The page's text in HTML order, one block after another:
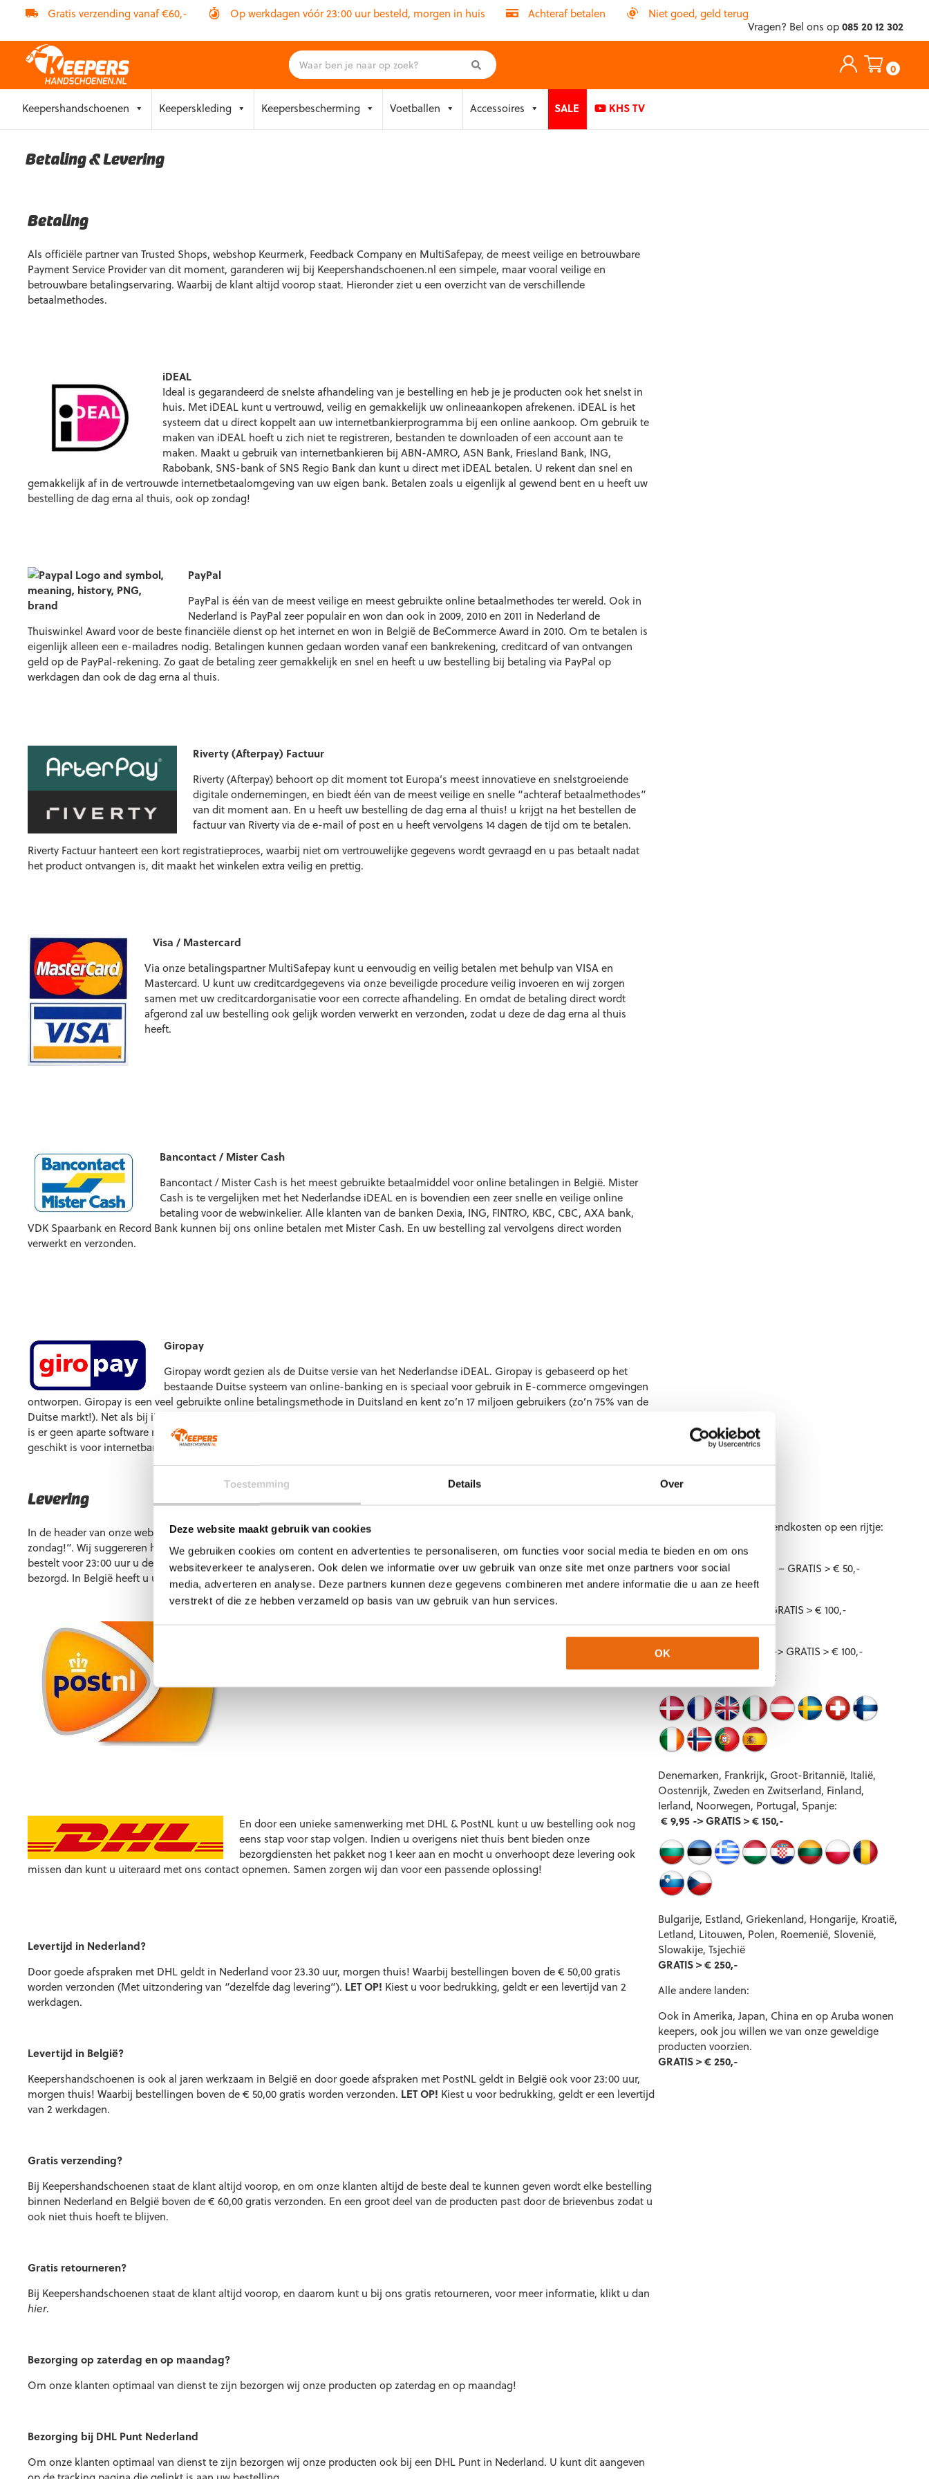
Toestemming Details Over
Deze website maakt gebruik van cookies
We gebruiken cookies om content en advertenties te personaliseren, om functies voor social media te bieden en om ons
websiteverkeer te analyseren. Ook delen we informatie over uw gebruik van onze site met onze partners voor social
media, adverteren en analyse. Deze partners kunnen deze gegevens combineren met andere informatie die u aan ze heeft
verstrekt of die ze hebben verzameld op basis van uw gebruik van hun services.
OK
Gratis verzending vanaf €60,- Op werkdagen vóór 23:00 uur besteld, morgen in huis Achteraf betalen
Niet goed, geld terug
Vragen? Bel ons op085 20 12 302
0
toKeepershandschoenen Keeperskleding Keepersbescherming Voetballen Accessoires SALE KHS TV
Betaling & Levering
Betaling
Als officiële partner van Trusted Shops, webshop Keurmerk, Feedback Company en MultiSafepay, de meest veilige en betrouwbare
Payment Service Provider van dit moment, garanderen wij bij Keepershandschoenen.nl een simpele, maar vooral veilige en
betrouwbare betalingservaring. Waarbij de klant altijd voorop staat. Hieronder ziet u een overzicht van de verschillende
betaalmethodes.
iDEAL
Ideal is gegarandeerd de snelste afhandeling van je bestelling en heb je je producten ook het snelst in
huis. Met iDEAL kunt u vertrouwd, veilig en gemakkelijk uw onlineaankopen afrekenen. iDEAL is het
systeem dat u direct koppelt aan uw internetbankierprogramma bij een online aankoop. Om gebruik te
maken van iDEAL hoeft u zich niet te registreren, bestanden te downloaden of een account aan te
maken. Maakt u gebruik van internetbankieren bij ABN-AMRO, ASN Bank, Friesland Bank, ING,
Rabobank, SNS-bank of SNS Regio Bank dan kunt u direct met iDEAL betalen. U rekent dan snel en
gemakkelijk af in de vertrouwde internetbetaalomgeving van uw eigen bank. Betalen zoals u eigenlijk al gewend bent en u heeft uw
bestelling de dag erna al thuis, ook op zondag!
PayPal
PayPal is één van de meest veilige en meest gebruikte online betaalmethodes ter wereld. Ook in
Nederland is PayPal zeer populair en won dan ook in 2009, 2010 en 2011 in Nederland de
Thuiswinkel Award voor de beste financiële dienst op het internet en won in België de BeCommerce Award in 2010. Om te betalen is
eigenlijk alleen een e-mailadres nodig. Betalingen kunnen gedaan worden vanaf een bankrekening, creditcard of van ontvangen
geld op de PayPal-rekening. Zo gaat de betaling zeer gemakkelijk en snel en heeft u uw bestelling bij betaling via PayPal op
werkdagen dan ook de dag erna al thuis.
Riverty (Afterpay) Factuur
Riverty (Afterpay) behoort op dit moment tot Europa’s meest innovatieve en snelstgroeiende
digitale ondernemingen, en biedt één van de meest veilige en snelle “achteraf betaalmethodes”
van dit moment aan. En u heeft uw bestelling de dag erna al thuis! u krijgt na het bestellen de
factuur van Riverty via de e-mail of post en u heeft vervolgens 14 dagen de tijd om te betalen.
Riverty Factuur hanteert een kort registratieproces, waarbij niet om vertrouwelijke gegevens wordt gevraagd en u pas betaalt nadat
het product ontvangen is, dit maakt het winkelen extra veilig en prettig.
Visa / Mastercard
Via onze betalingspartner MultiSafepay kunt u eenvoudig en veilig betalen met behulp van VISA en
Mastercard. U kunt uw creditcardgegevens via onze beveiligde procedure veilig invoeren en wij zorgen
samen met uw creditcardorganisatie voor een correcte afhandeling. En omdat de betaling direct wordt
afgerond zal uw bestelling ook gelijk worden verwerkt en verzonden, zodat u deze de dag erna al thuis
heeft.
Bancontact / Mister Cash
Bancontact / Mister Cash is het meest gebruikte betaalmiddel voor online betalingen in België. Mister
Cash is te vergelijken met het Nederlandse iDEAL en is bovendien een zeer snelle en veilige online
betaling voor de webwinkelier. Alle klanten van de banken Dexia, ING, FINTRO, KBC, CBC, AXA bank,
VDK Spaarbank en Record Bank kunnen bij ons online betalen met Mister Cash. En uw bestelling zal vervolgens direct worden
verwerkt en verzonden.
Giropay
Giropay wordt gezien als de Duitse versie van het Nederlandse iDEAL. Giropay is gebaseerd op het
bestaande Duitse systeem van online-banking en is speciaal voor gebruik in E-commerce omgevingen
ontworpen. Giropay is een veel gebruikte online betalingsmethode in Duitsland en kent zo’n 17 miljoen gebruikers (zo’n 75% van de
Duitse markt!). Net als bij iDEAL hoeft iemand die via Giropay een aankoop op Internet wil betalen zich niet vooraf te registeren. Ook
is er geen aparte software nodig. Het enige vereiste om via Giropay te kunnen betalen is de beschikking over een bankrekening die
geschikt is voor internetbankieren. En net als bij iDEAL, wordt bij Giropay uw betaling en bestelling direct verwerkt en verzonden.
Levering
In de header van onze website wordt het volgende gecommuniceerd “Vandaag voor 23:00 uur besteld, morgen in huis, ook op
zondag!”. Wij suggereren hiermee dat op werkdagen geldt voor 23:00 uur besteld, morgen in huis, en ook wanneer u op zondag
bestelt voor 23:00 uur u de bestelling maandag in huis heeft. Hiermee wordt niet bedoeld dat een bestelling ook op zondag wordt
bezorgd. In België heeft u uw bestelling ook de dag erna al thuis als u deze voor 23.30 besteld.*
Het kan voorkomen dat een product niet voorradig is, wij zullen hierover dan binnen 24
En door een unieke samenwerking met DHL & PostNL kunt u uw bestelling ook nog
eens stap voor stap volgen. Indien u overigens niet thuis bent bieden onze
bezorgdiensten het pakket nog 1 keer aan en mocht u onverhoopt deze levering ook
missen dan kunt u uiteraard met ons contact opnemen. Samen zorgen wij dan voor een passende oplossing!
Levertijd in Nederland?
Door goede afspraken met DHL geldt in Nederland voor 23.30 uur, morgen thuis! Waarbij bestellingen boven de € 50,00 gratis
worden verzonden (Met uitzondering van “dezelfde dag levering”). LET OP! Kiest u voor bedrukking, geldt er een levertijd van 2
werkdagen.
Levertijd in België?
Keepershandschoenen is ook al jaren werkzaam in België en door goede afspraken met PostNL geldt in België ook voor 23:00 uur,
morgen thuis! Waarbij bestellingen boven de € 50,00 gratis worden verzonden. LET OP! Kiest u voor bedrukking, geldt er een levertijd
van 2 werkdagen.
Gratis verzending?
Bij Keepershandschoenen staat de klant altijd voorop, en om onze klanten altijd de beste deal te kunnen geven wordt elke bestelling
binnen Nederland en België boven de € 60,00 gratis verzonden. En een groot deel van de producten past door de brievenbus zodat u
ook niet thuis hoeft te blijven.
Gratis retourneren?
Bij Keepershandschoenen staat de klant altijd voorop, en daarom kunt u bij ons gratis retourneren, voor meer informatie, klikt u dan
hier.
Bezorging op zaterdag en op maandag?
Om onze klanten optimaal van dienst te zijn bezorgen wij onze producten op zaterdag en op maandag!
Bezorging bij DHL Punt Nederland
Om onze klanten optimaal van dienst te zijn bezorgen wij onze producten ook bij een DHL Punt in Nederland. U kunt dit aangeven
De bijdrage voor de verzendkosten op een rijtje:
Nederland : € 4,95 – GRATIS > € 50,-
: € 5,99 -> GRATIS > € 100,-
: € 5,99 -> GRATIS > € 100,-
Andere Europese landen:
Denemarken, Frankrijk, Groot-Britannië, Italië,
Oostenrijk, Zweden en Zwitserland, Finland,
Ierland, Noorwegen, Portugal, Spanje:
€ 9,95 -> GRATIS > € 150,-
Bulgarije, Estland, Griekenland, Hongarije, Kroatië,
Letland, Litouwen, Polen, Roemenië, Slovenië,
Slowakije, Tsjechië
GRATIS > € 250,-
Alle andere landen:
Ook in Amerika, Japan, China en op Aruba wonen
keepers, ook jou willen we van onze geweldige
producten voorzien.
GRATIS > € 250,-